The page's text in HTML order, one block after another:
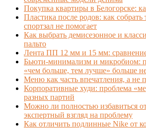
Покупка квартиры в Белогорске:
Пластика после родов: как собрать
спортзал не помогает
Как выбрать демисезонное и
пальто
Лента ПП 12 мм и 15 мм:
Бьюти-минимализм и микробиом:
«чем больше, тем лучше» больше
Меню как часть впечатления, а не
Корпоративные худи: проблема
разных партий
Можно ли полностью избавиться
экспертный взгляд на проблему
Как отличить подлинные Nike от